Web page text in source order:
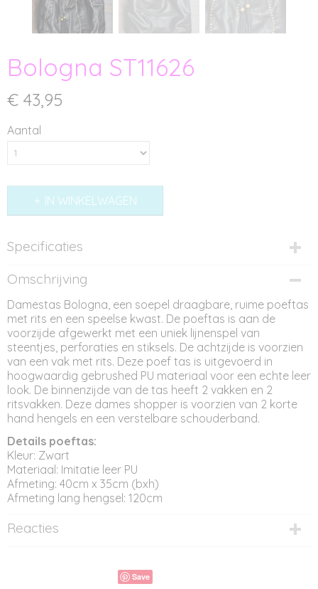
Bologna ST11626
€ 43,95
Aantal
IN WINKELWAGEN
Specificaties
Productcode
ST11626
Omschrijving
Damestas Bologna, een soepel draagbare, ruime poeftas
met rits en een speelse kwast. De poeftas is aan de
voorzijde afgewerkt met een uniek lijnenspel van
steentjes, perforaties en stiksels. De achtzijde is voorzien
van een vak met rits. Deze poef tas is uitgevoerd in
hoogwaardig gebrushed PU materiaal voor een echte leer
look. De binnenzijde van de tas heeft 2 vakken en 2
ritsvakken. Deze dames shopper is voorzien van 2 korte
hand hengels en een verstelbare schouderband.
Details poeftas:
Kleur: Zwart
Materiaal: Imitatie leer PU
Afmeting: 40cm x 35cm (bxh)
Afmeting lang hengsel: 120cm
Reacties
Save